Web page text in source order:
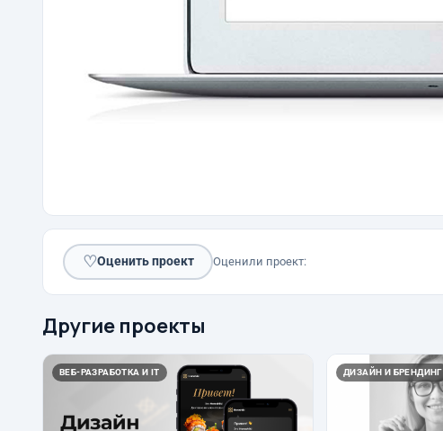
♡Оценить проект Оценили проект:
Другие проекты
ВЕБ-РАЗРАБОТКА И IT ДИЗАЙН И БРЕНДИНГ